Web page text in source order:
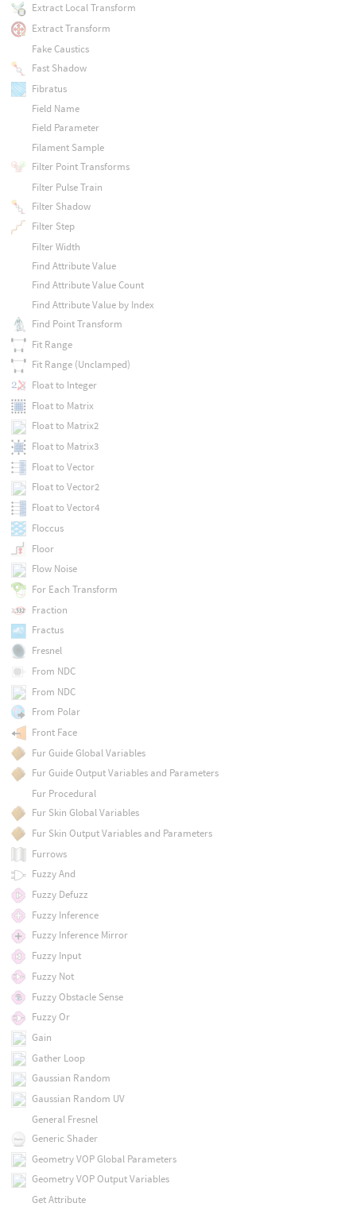
Extract Local Transform
Extract Transform
Fake Caustics
Fast Shadow
Fibratus
Field Name
Field Parameter
Filament Sample
Filter Point Transforms
Filter Pulse Train
Filter Shadow
Filter Step
Filter Width
Find Attribute Value
Find Attribute Value Count
Find Attribute Value by Index
Find Point Transform
Fit Range
Fit Range (Unclamped)
Float to Integer
Float to Matrix
Float to Matrix2
Float to Matrix3
Float to Vector
Float to Vector2
Float to Vector4
Floccus
Floor
Flow Noise
For Each Transform
Fraction
Fractus
Fresnel
From NDC
From NDC
From Polar
Front Face
Fur Guide Global Variables
Fur Guide Output Variables and Parameters
Fur Procedural
Fur Skin Global Variables
Fur Skin Output Variables and Parameters
Furrows
Fuzzy And
Fuzzy Defuzz
Fuzzy Inference
Fuzzy Inference Mirror
Fuzzy Input
Fuzzy Not
Fuzzy Obstacle Sense
Fuzzy Or
Gain
Gather Loop
Gaussian Random
Gaussian Random UV
General Fresnel
Generic Shader
Geometry VOP Global Parameters
Geometry VOP Output Variables
Get Attribute